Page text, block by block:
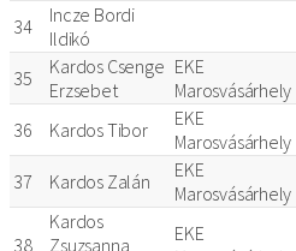
34
Incze Bordi
Ildikó
35
Kardos Csenge
Erzsebet
EKE
Marosvásárhely
36 Kardos Tibor
EKE
Marosvásárhely
37 Kardos Zalán
EKE
Marosvásárhely
38
Kardos
Zsuzsanna
EKE